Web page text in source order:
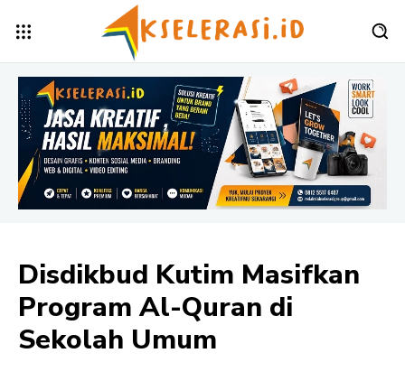
Disdikbud Kutim Masifkan
Program Al-Quran di
Sekolah Umum